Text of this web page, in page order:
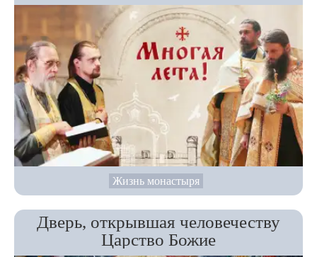
Жизнь монастыря
Дверь, открывшая человечеству
Царство Божие